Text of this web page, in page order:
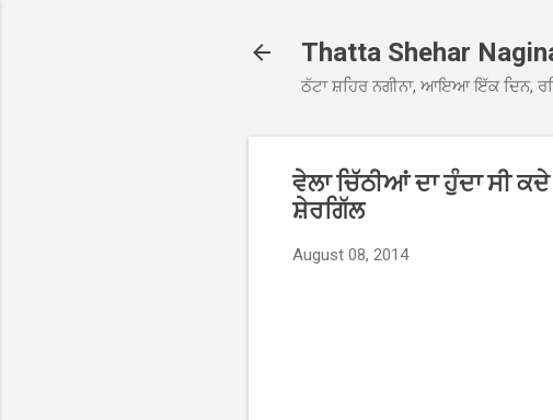
Thatta Shehar
ਠੱਟਾ ਸ਼ਹਿਰ ਨਗੀਨਾ, ਆਇਆ ਇੱਕ ਦਿਨ,
ਵੇਲਾ ਚਿੱਠੀਆਂ ਦਾ ਹੁੰਦਾ ਸੀ
ਸ਼ੇਰਗਿੱਲ
August 08, 2014